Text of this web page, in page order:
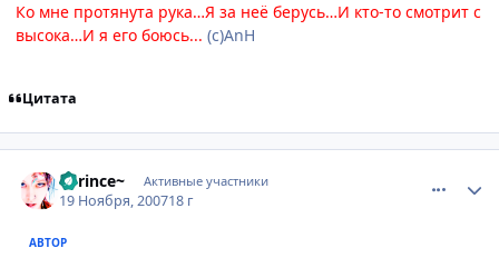
Ко мне протянута рука…Я за неё берусь…И кто-то смотрит с
высока…И я его боюсь... (с)AnH
Цитата
~Prince~ Активные участники
19 Ноября, 200718 г
АВТОР